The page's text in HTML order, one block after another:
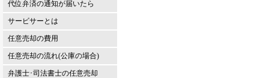
代位弁済の通知が届いたら
サービサーとは
任意売却の費用
任意売却の流れ(公庫の場合)
弁護士･司法書士の任意売却